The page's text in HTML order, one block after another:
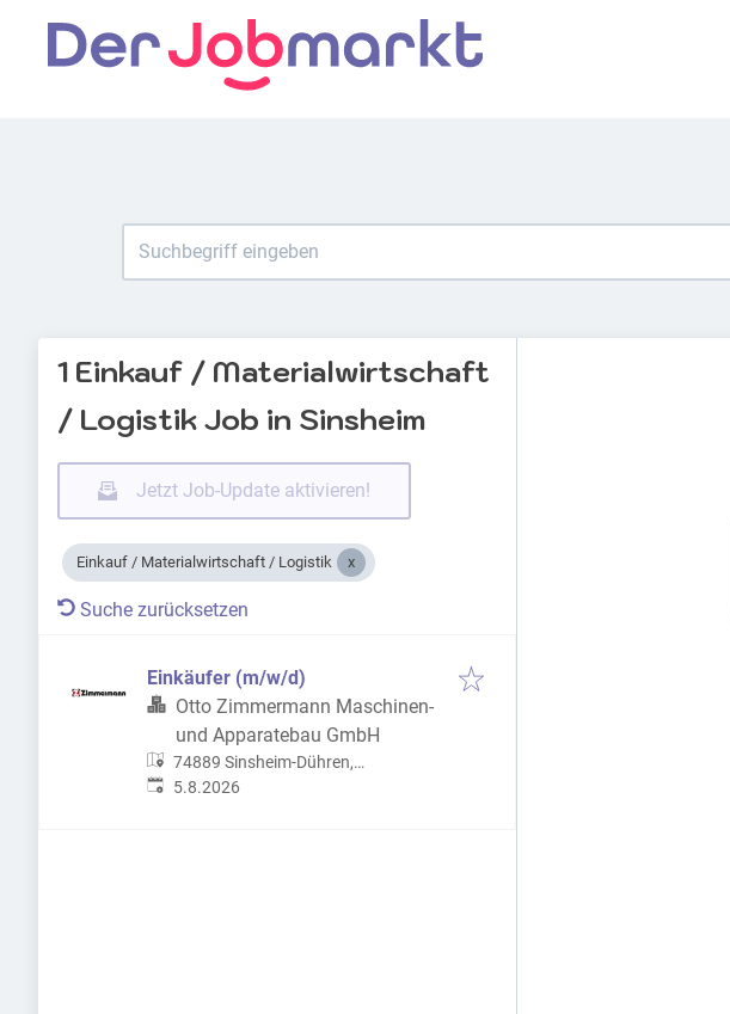
1 Einkauf / Materialwirtschaft
/ Logistik Job in Sinsheim
Jetzt Job-Update aktivieren!
Einkauf / Materialwirtschaft / Logistik
Suche zurücksetzen
Einkäufer (m/w/d)
Otto Zimmermann Maschinen-
und Apparatebau GmbH
74889 Sinsheim-Dühren,
Deutschland
Veröffentlicht
5.8.2026